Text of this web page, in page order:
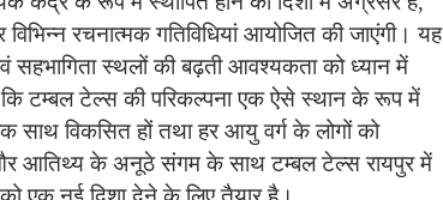
रचनात्मक गतिविधियां आयोजित की जाएंगी। यह
सहभागिता स्थलों की बढ़ती आवश्यकता को ध्यान में
टम्बल टेल्स की परिकल्पना एक ऐसे स्थान के रूप में
विकसित हों तथा हर आयु वर्ग के लोगों को
आतिथ्य के अनूठे संगम के साथ टम्बल टेल्स रायपुर में